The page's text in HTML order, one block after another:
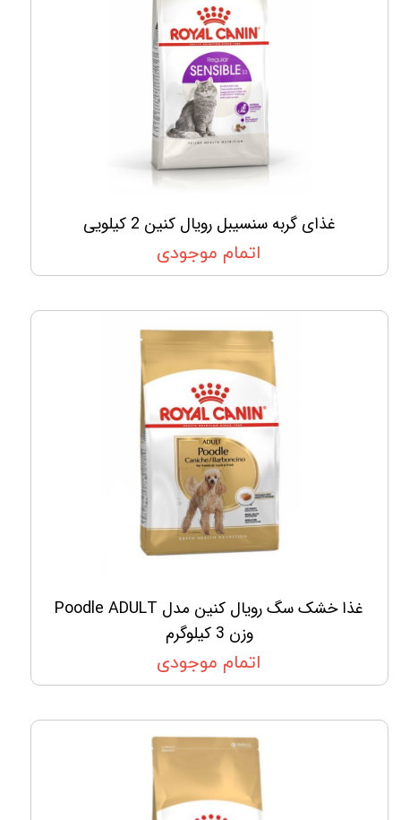
غذای گربه سنسیبل رویال کنین 2 کیلویی
اتمام موجودی
غذا خشک سگ رویال کنین مدل Poodle ADULT
وزن 3 کیلوگرم
اتمام موجودی